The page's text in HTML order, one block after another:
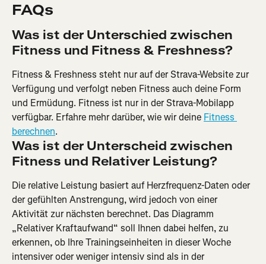
FAQs
Was ist der Unterschied zwischen
Fitness und Fitness & Freshness?
Fitness & Freshness steht nur auf der Strava-Website zur
Verfügung und verfolgt neben Fitness auch deine Form
und Ermüdung. Fitness ist nur in der Strava-Mobilapp
verfügbar. Erfahre mehr darüber, wie wir deine Fitness
berechnen.
Was ist der Unterscheid zwischen
Fitness und Relativer Leistung?
Die relative Leistung basiert auf Herzfrequenz-Daten oder
der gefühlten Anstrengung, wird jedoch von einer
Aktivität zur nächsten berechnet. Das Diagramm
„Relativer Kraftaufwand“ soll Ihnen dabei helfen, zu
erkennen, ob Ihre Trainingseinheiten in dieser Woche
intensiver oder weniger intensiv sind als in der